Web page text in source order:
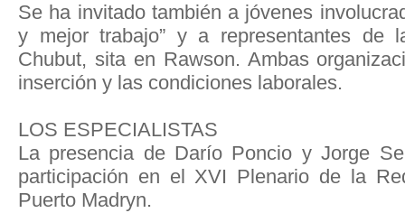
Se ha invitado también a jóvenes
y mejor trabajo” y a representantes de
Chubut, sita en Rawson. Ambas
inserción y las condiciones laborales.
LOS ESPECIALISTAS
La presencia de Darío Poncio y Jorge
participación en el XVI Plenario de la
Puerto Madryn.